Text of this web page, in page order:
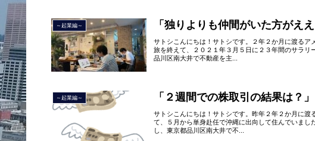
～起業編～ 「独りよりも仲間がいた方がええ
サトシこんにちは！サトシです。２年２か月に渡る
旅を終えて、２０２１年３月５日に２３年間のサラ
品川区南大井で不動産を主...
～起業編～ 「２週間での株取引の結果は？」
サトシこんにちは！サトシです。昨年２年２か月に
て、５月から単身赴任で沖縄に出向して住んでいま
し、東京都品川区南大井で不...